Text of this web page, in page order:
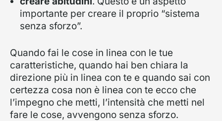
importante per creare il proprio “sistema
senza sforzo”.
Quando fai le cose in linea con le tue
caratteristiche, quando hai ben chiara la
direzione più in linea con te e quando sai con
certezza cosa non è linea con te ecco che
l’impegno che metti, l’intensità che metti nel
fare le cose, avvengono senza sforzo.